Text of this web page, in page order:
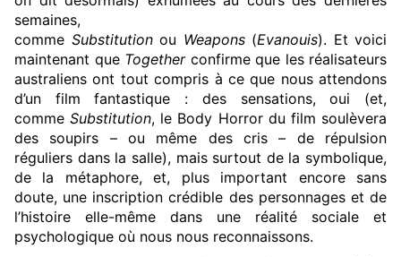
semaines,
comme Substitution ou Weapons (Evanouis). Et voici
maintenant que Together confirme que les réalisateurs
australiens ont tout compris à ce que nous attendons
d’un film fantastique : des sensations, oui (et,
comme Substitution, le Body Horror du film soulèvera
des soupirs – ou même des cris – de répulsion
réguliers dans la salle), mais surtout de la symbolique,
de la métaphore, et, plus important encore sans
doute, une inscription crédible des personnages et de
l’histoire elle-même dans une réalité sociale et
psychologique où nous nous reconnaissons.